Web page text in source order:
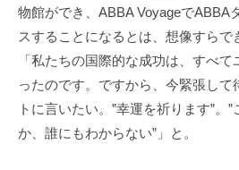
物館ができ、ABBA VoyageでABBA
スすることになるとは、想像すらで
「私たちの国際的な成功は、すべ
ったのです。ですから、今緊張して
トに言いたい。”幸運を祈ります”。
か、誰にもわからない”」と。